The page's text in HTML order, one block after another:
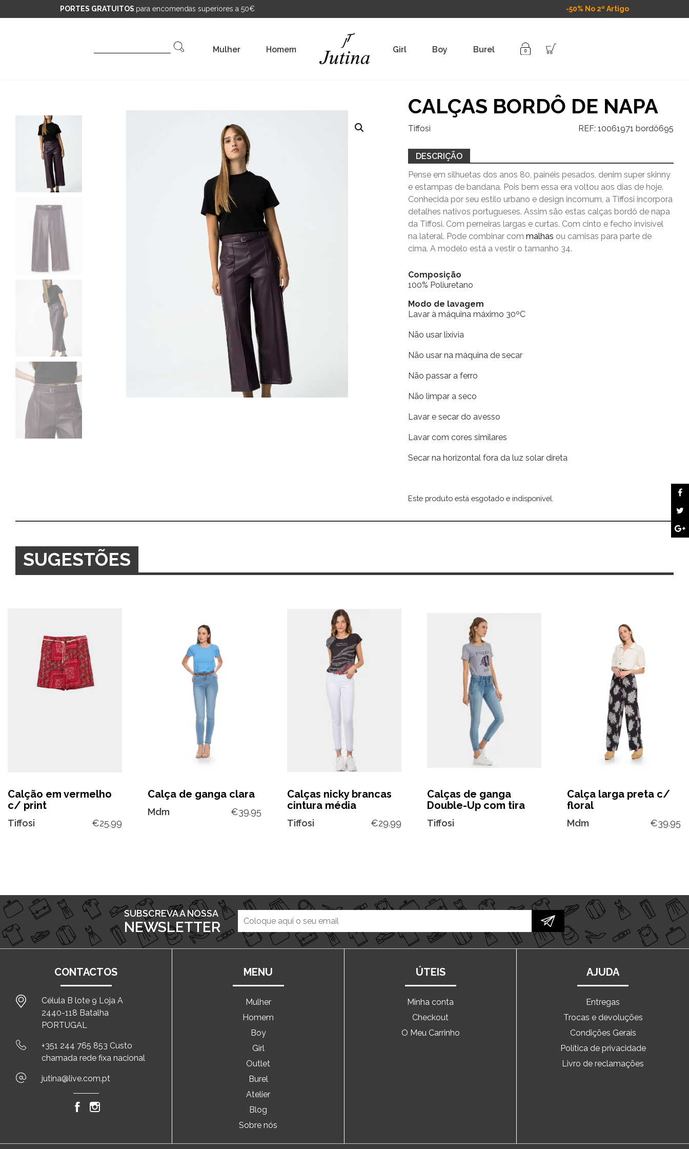
PORTES GRATUITOS para encomendas superiores a 50€ -50% No 2º Artigo
Mulher Homem Girl Boy Burel
CALÇAS BORDÔ DE NAPA
Tiffosi REF: 10061971 bordô695
DESCRIÇÃO
Pense em silhuetas dos anos 80, painéis pesados, denim super skinny
e estampas de bandana. Pois bem essa era voltou aos dias de hoje.
Conhecida por seu estilo urbano e design incomum, a Tiffosi incorpora
detalhes nativos portugueses. Assim são estas calças bordô de napa
da Tiffosi. Com perneiras largas e curtas. Com cinto e fecho invisível
na lateral. Pode combinar commalhas ou camisas para parte de
cima. A modelo está a vestir o tamanho 34.
Composição
100% Poliuretano
Modo de lavagem
Lavar à máquina máximo 30ºC
Não usar lixívia
Não usar na máquina de secar
Não passar a ferro
Não limpar a seco
Lavar e secar do avesso
Lavar com cores similares
Secar na horizontal fora da luz solar direta
Este produto está esgotado e indisponível.
Alternative:
SUGESTÕES
Calção em vermelho
c/ print
Tiffosi €25.99
Calça de ganga clara
Mdm €39.95
Calças nicky brancas
cintura média
Tiffosi €29.99
Calças de ganga
Double-Up com tira
Tiffosi
Calça larga preta c/
floral
Mdm €39.95
SUBSCREVA A NOSSA
NEWSLETTER
CONTACTOS
Célula B lote 9 Loja A
2440-118 Batalha
PORTUGAL
+351 244 765 853 Custo
chamada rede fixa nacional
jutina@live.com.pt
MENU
Mulher
Homem
Boy
Girl
Outlet
Burel
Atelier
Blog
Sobre nós
ÚTEIS
Minha conta
Checkout
O Meu Carrinho
AJUDA
Entregas
Trocas e devoluções
Condições Gerais
Política de privacidade
Livro de reclamações